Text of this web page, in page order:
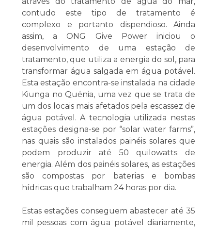
contudo este tipo de tratamento é
complexo e portanto dispendioso. Ainda
assim, a ONG Give Power iniciou o
desenvolvimento de uma estação de
tratamento, que utiliza a energia do sol, para
transformar água salgada em água potável.
Esta estação encontra-se instalada na cidade
Kiunga no Quénia, uma vez que se trata de
um dos locais mais afetados pela escassez de
água potável. A tecnologia utilizada nestas
estações designa-se por “solar water farms”,
nas quais são instalados painéis solares que
podem produzir até 50 quilowatts de
energia. Além dos painéis solares, as estações
são compostas por baterias e bombas
hídricas que trabalham 24 horas por dia.
Estas estações conseguem abastecer até 35
mil pessoas com água potável diariamente,